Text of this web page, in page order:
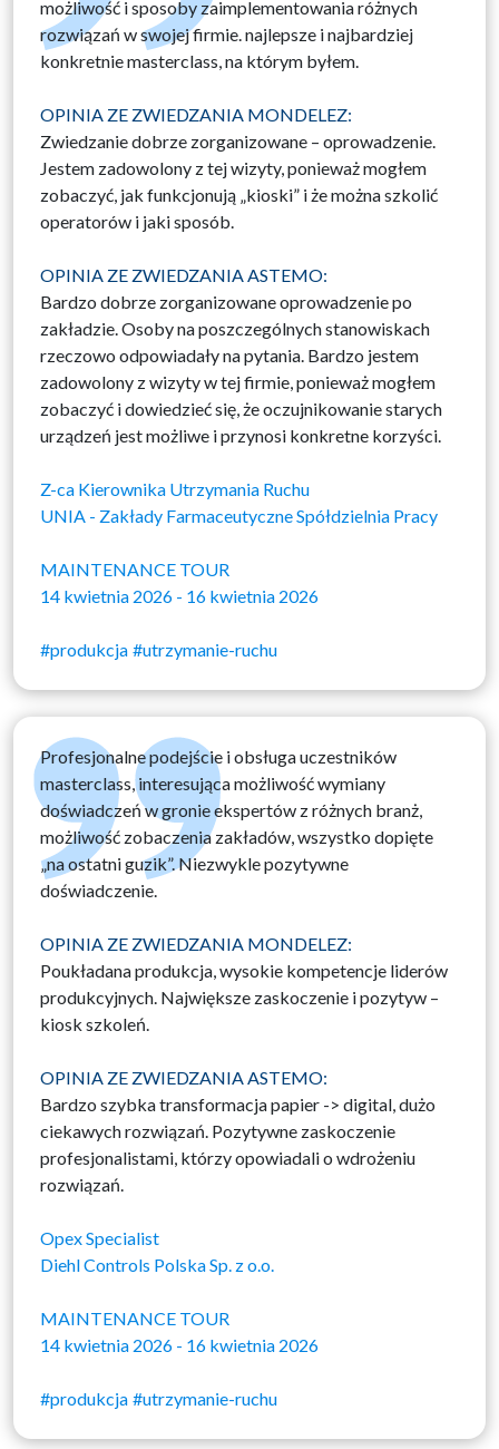
możliwość i sposoby zaimplementowania różnych
rozwiązań w swojej firmie. najlepsze i najbardziej
konkretnie masterclass, na którym byłem.
OPINIA ZE ZWIEDZANIA MONDELEZ:
Zwiedzanie dobrze zorganizowane – oprowadzenie.
Jestem zadowolony z tej wizyty, ponieważ mogłem
zobaczyć, jak funkcjonują „kioski” i że można szkolić
operatorów i jaki sposób.
OPINIA ZE ZWIEDZANIA ASTEMO:
Bardzo dobrze zorganizowane oprowadzenie po
zakładzie. Osoby na poszczególnych stanowiskach
rzeczowo odpowiadały na pytania. Bardzo jestem
zadowolony z wizyty w tej firmie, ponieważ mogłem
zobaczyć i dowiedzieć się, że oczujnikowanie starych
urządzeń jest możliwe i przynosi konkretne korzyści.
Z-ca Kierownika Utrzymania Ruchu
UNIA - Zakłady Farmaceutyczne Spółdzielnia Pracy
MAINTENANCE TOUR
14 kwietnia 2026 - 16 kwietnia 2026
#produkcja #utrzymanie-ruchu
Profesjonalne podejście i obsługa uczestników
masterclass, interesująca możliwość wymiany
doświadczeń w gronie ekspertów z różnych branż,
możliwość zobaczenia zakładów, wszystko dopięte
„na ostatni guzik”. Niezwykle pozytywne
doświadczenie.
OPINIA ZE ZWIEDZANIA MONDELEZ:
Poukładana produkcja, wysokie kompetencje liderów
produkcyjnych. Największe zaskoczenie i pozytyw –
kiosk szkoleń.
OPINIA ZE ZWIEDZANIA ASTEMO:
Bardzo szybka transformacja papier -> digital, dużo
ciekawych rozwiązań. Pozytywne zaskoczenie
profesjonalistami, którzy opowiadali o wdrożeniu
rozwiązań.
Opex Specialist
Diehl Controls Polska Sp. z o.o.
MAINTENANCE TOUR
14 kwietnia 2026 - 16 kwietnia 2026
#produkcja #utrzymanie-ruchu